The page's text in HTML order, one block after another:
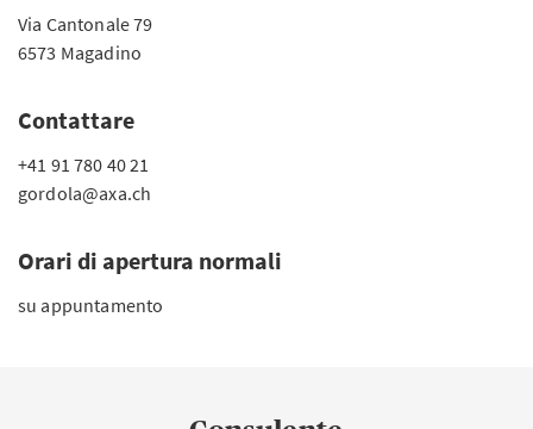
Via Cantonale 79
6573 Magadino
Contattare
+41 91 780 40 21
gordola@axa.ch
Orari di apertura normali
su appuntamento